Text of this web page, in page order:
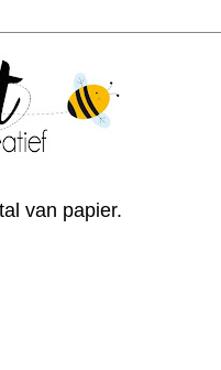
van papier.